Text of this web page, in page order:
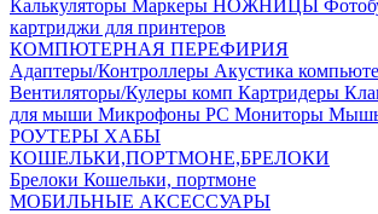
Калькуляторы Маркеры НОЖНИЦЫ
картриджи для принтеров
КОМПЮТЕРНАЯ ПЕРЕФИРИЯ
Адаптеры/Контроллеры Акустика
Вентиляторы/Кулеры комп Картридеры
для мыши Микрофоны PC Мониторы Мышь
РОУТЕРЫ ХАБЫ
КОШЕЛЬКИ,ПОРТМОНЕ,БРЕЛОКИ
Брелоки Кошельки, портмоне
МОБИЛЬНЫЕ АКСЕССУАРЫ